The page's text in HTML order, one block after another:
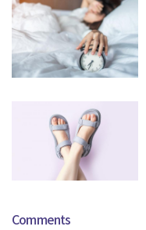
Comments